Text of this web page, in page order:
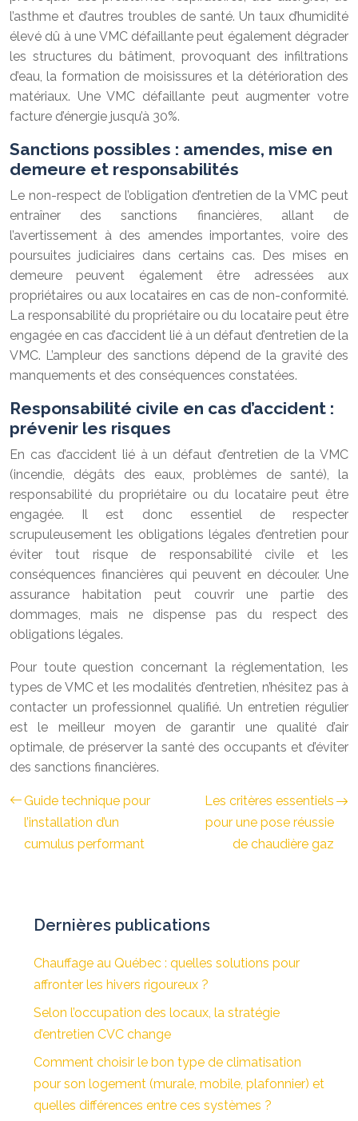
l’asthme et d’autres troubles de santé. Un taux d’humidité
élevé dû à une VMC défaillante peut également dégrader
les structures du bâtiment, provoquant des infiltrations
d’eau, la formation de moisissures et la détérioration des
matériaux. Une VMC défaillante peut augmenter votre
facture d’énergie jusqu’à 30%.
Sanctions possibles : amendes, mise en
demeure et responsabilités
Le non-respect de l’obligation d’entretien de la VMC peut
entraîner des sanctions financières, allant de
l’avertissement à des amendes importantes, voire des
poursuites judiciaires dans certains cas. Des mises en
demeure peuvent également être adressées aux
propriétaires ou aux locataires en cas de non-conformité.
La responsabilité du propriétaire ou du locataire peut être
engagée en cas d’accident lié à un défaut d’entretien de la
VMC. L’ampleur des sanctions dépend de la gravité des
manquements et des conséquences constatées.
Responsabilité civile en cas d’accident :
prévenir les risques
En cas d’accident lié à un défaut d’entretien de la VMC
(incendie, dégâts des eaux, problèmes de santé), la
responsabilité du propriétaire ou du locataire peut être
engagée. Il est donc essentiel de respecter
scrupuleusement les obligations légales d’entretien pour
éviter tout risque de responsabilité civile et les
conséquences financières qui peuvent en découler. Une
assurance habitation peut couvrir une partie des
dommages, mais ne dispense pas du respect des
obligations légales.
Pour toute question concernant la réglementation, les
types de VMC et les modalités d’entretien, n’hésitez pas à
contacter un professionnel qualifié. Un entretien régulier
est le meilleur moyen de garantir une qualité d’air
optimale, de préserver la santé des occupants et d’éviter
des sanctions financières.
Guide technique pour
l’installation d’un
cumulus performant
Les critères essentiels
pour une pose réussie
de chaudière gaz
Dernières publications
Chauffage au Québec : quelles solutions pour
affronter les hivers rigoureux ?
Selon l’occupation des locaux, la stratégie
d’entretien CVC change
Comment choisir le bon type de climatisation
pour son logement (murale, mobile, plafonnier) et
quelles différences entre ces systèmes ?